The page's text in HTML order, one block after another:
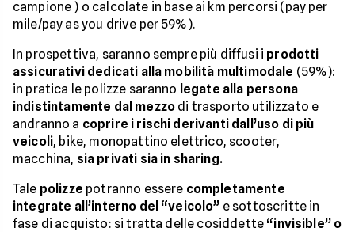
campione ) o calcolate in base ai km percorsi (pay per
mile/pay as you drive per 59%).
In prospettiva, saranno sempre più diffusi i prodotti
assicurativi dedicati alla mobilità multimodale (59%):
in pratica le polizze saranno legate alla persona
indistintamente dal mezzo di trasporto utilizzato e
andranno a coprire i rischi derivanti dall’uso di più
veicoli, bike, monopattino elettrico, scooter,
macchina, sia privati sia in sharing.
Tale polizze potranno essere completamente
integrate all’interno del “veicolo” e sottoscritte in
fase di acquisto: si tratta delle cosiddette “invisible” o